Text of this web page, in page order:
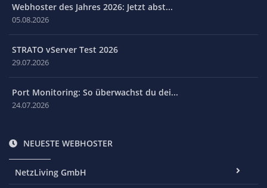
Webhoster des Jahres 2026: Jetzt abst...
05.08.2026
STRATO vServer Test 2026
29.07.2026
Port Monitoring: So überwachst du dei...
24.07.2026
NEUESTE WEBHOSTER
NetzLiving GmbH